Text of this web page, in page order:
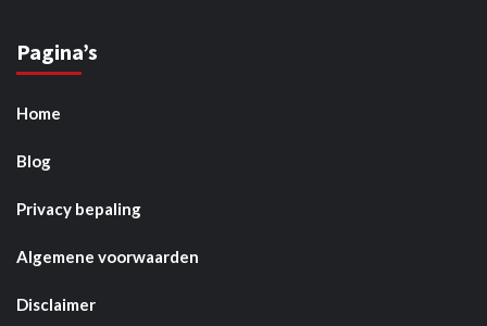
Pagina’s
Home
Blog
Privacy bepaling
Algemene voorwaarden
Disclaimer